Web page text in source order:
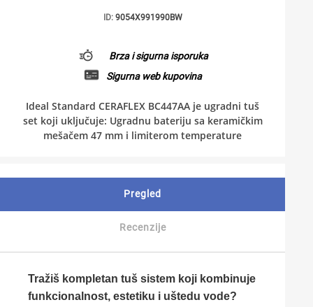
ID: 9054X991990BW
Brza i sigurna isporuka
Sigurna web kupovina
Ideal Standard CERAFLEX BC447AA je ugradni tuš
set koji uključuje: Ugradnu bateriju sa keramičkim
mešačem 47 mm i limiterom temperature
Pregled
Recenzije
Tražiš kompletan tuš sistem koji kombinuje
funkcionalnost, estetiku i uštedu vode?